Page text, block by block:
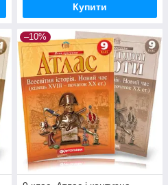
Купити
–10%